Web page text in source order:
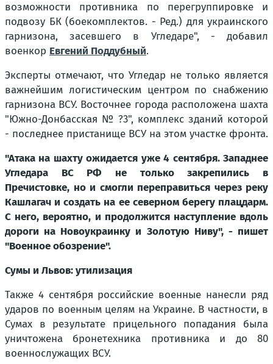
возможности противника по перегруппировке и
подвозу БК (боекомплектов. - Ред.) для украинского
гарнизона, засевшего в Угледаре", - добавил
военкор Евгений Поддубный.
Эксперты отмечают, что Угледар не только является
важнейшим логистическим центром по снабжению
гарнизона ВСУ. Восточнее города расположена шахта
"Южно-Донбасская № ?3", комплекс зданий которой
- последнее пристанище ВСУ на этом участке фронта.
"Атака на шахту ожидается уже 4 сентября. Западнее
Угледара ВС РФ не только закрепились в
Пречистовке, но и смогли переправиться через реку
Кашлагач и создать на ее северном берегу плацдарм.
С него, вероятно, и продолжится наступление вдоль
дороги на Новоукраинку и Золотую Ниву", - пишет
"Военное обозрение".
Сумы и Львов: утилизация
Также 4 сентября российские военные нанесли ряд
ударов по военным целям на Украине. В частности, в
Сумах в результате прицельного попадания была
уничтожена бронетехника противника и до 80
военнослужащих ВСУ.